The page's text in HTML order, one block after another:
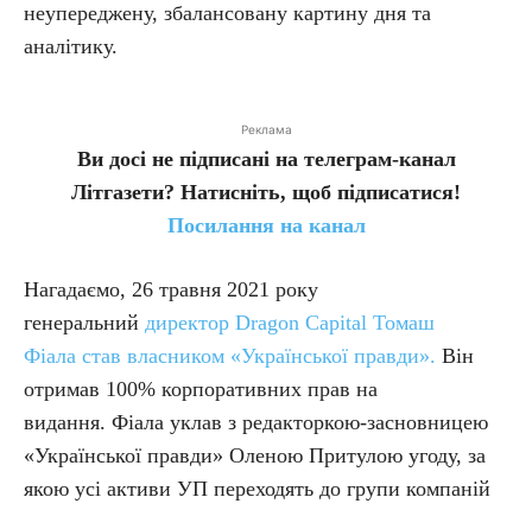
неупереджену, збалансовану картину дня та
аналітику.
Реклама
Ви досі не підписані на телеграм-канал
Літгазети? Натисніть, щоб підписатися!
Посилання на канал
Нагадаємо, 26 травня 2021 року
генеральний директор Dragon Capital Томаш
Фіала став власником «Української правди». Він
отримав 100% корпоративних прав на
видання. Фіала уклав з редакторкою-засновницею
«Української правди» Оленою Притулою угоду, за
якою усі активи УП переходять до групи компаній